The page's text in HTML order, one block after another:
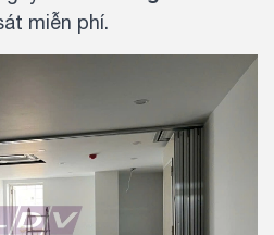
miễn phí.